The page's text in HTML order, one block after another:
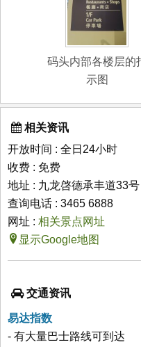
码头内部各楼层的
示图
相关资讯
开放时间 : 全日24小时
收费 : 免费
地址 : 九龙啓德承丰道33号
查询电话 : 3465 6888
网址 : 相关景点网址
显示Google地图
交通资讯
易达指数
- 有大量巴士路线可到达